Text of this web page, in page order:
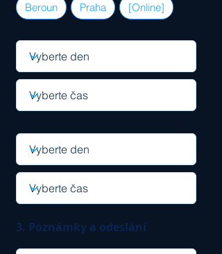
Beroun Praha [Online]
3. Poznámky a odeslání